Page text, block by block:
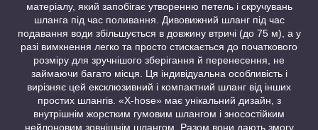
матеріалу, який запобігає утворенню петель і скручувань
шланга під час поливання. Дивовижний шланг під час
подавання води збільшується в довжину втричі (до 75 м), а у
разі вимкнення легко та просто стискається до початкового
розміру для зручнішого зберігання й перенесення, не
займаючи багато місця. Ця індивідуальна особливість і
вирізняє цей ексклюзивний і компактний шланг від інших
простих шлангів. «X-hose» має унікальний дизайн, з
внутрішнім жорстким гумовим шлангом і зносостійким
нейлоновим зовнішнім шлангом. Разом вони дають змогу